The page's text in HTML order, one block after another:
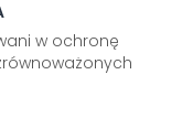
w ochronę